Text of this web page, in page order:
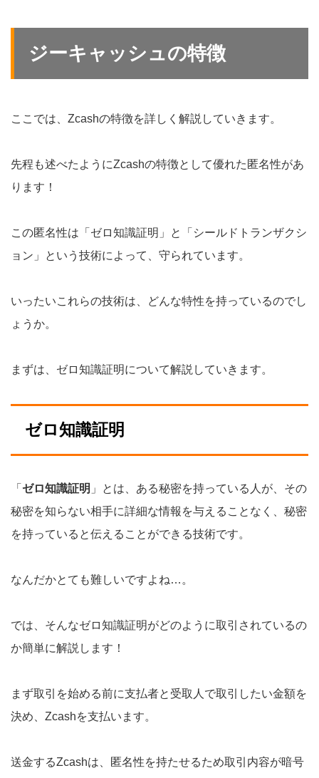
ジーキャッシュの特徴
ここでは、Zcashの特徴を詳しく解説していきます。
先程も述べたようにZcashの特徴として優れた匿名性があ
ります！
この匿名性は「 ゼロ知識証明」と「 シールドトランザクシ
ョン」という技術によって、守られています。
いったいこれらの技術は、どんな特性を持っているのでし
ょうか。
まずは、ゼロ知識証明について解説していきます。
ゼロ知識証明
「 ゼロ知識証明 」とは、ある秘密を持っている人が、その
秘密を知らない相手に詳細な情報を与えることなく、秘密
を持っていると伝えることができる技術です。
なんだかとても難しいですよね…。
では、そんなゼロ知識証明がどのように取引されているの
か簡単に解説します！
まず取引を始める前に支払者と受取人で取引したい金額を
決め、Zcashを支払います。
送金するZcashは、匿名性を持たせるため取引内容が暗号